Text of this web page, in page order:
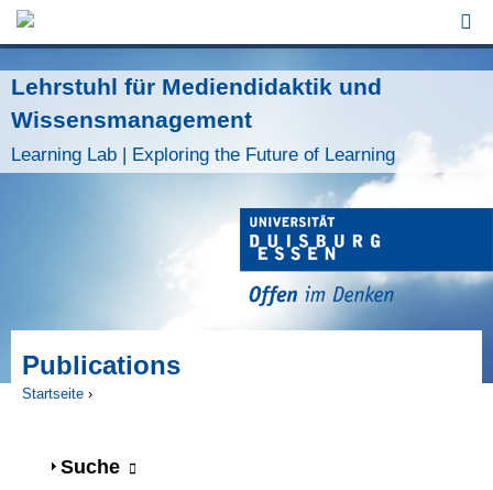
Lehrstuhl für Mediendidaktik und
Wissensmanagement
Learning Lab | Exploring the Future of Learning
Publications
Startseite ›
Anzeigen
Suche